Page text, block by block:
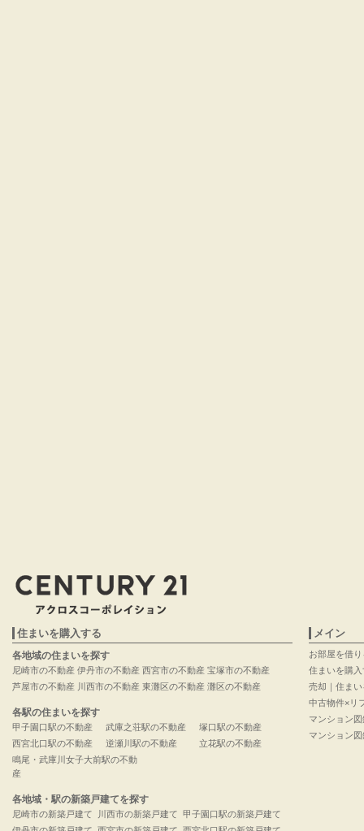
住まいを購入する
各地域の住まいを探す
尼崎市の不動産
芦屋市の不動産
伊丹市の不動産
川西市の不動産
西宮市の不動産
東灘区の不動産
宝塚市の不動産
灘区の不動産
各駅の住まいを探す
甲子園口駅の不動産
西宮北口駅の不動産
武庫之荘駅の不動産
逆瀬川駅の不動産
塚口駅の不動産
立花駅の不動産
鳴尾・武庫川女子大前駅の不動
産
各地域・駅の新築戸建てを探す
尼崎市の新築戸建て
川西市の新築戸建て 甲子園口駅の新築戸建て
メイン
お部屋を借り
住まいを購入
売却｜住ま
中古物件×リ
マンション
マンション